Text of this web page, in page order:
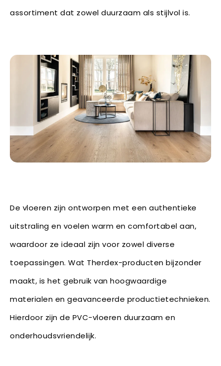
assortiment dat zowel duurzaam als stijlvol is.
De vloeren zijn ontworpen met een authentieke
uitstraling en voelen warm en comfortabel aan,
waardoor ze ideaal zijn voor zowel diverse
toepassingen. Wat Therdex-producten bijzonder
maakt, is het gebruik van hoogwaardige
materialen en geavanceerde productietechnieken.
Hierdoor zijn de PVC-vloeren duurzaam en
onderhoudsvriendelijk.